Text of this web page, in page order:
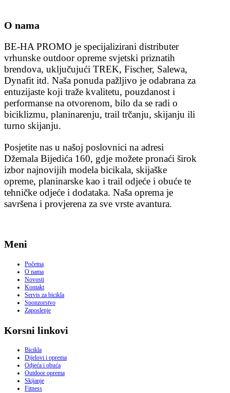
O nama
BE-HA PROMO je specijalizirani distributer
vrhunske outdoor opreme svjetski priznatih
brendova, uključujući TREK, Fischer, Salewa,
Dynafit itd. Naša ponuda pažljivo je odabrana za
entuzijaste koji traže kvalitetu, pouzdanost i
performanse na otvorenom, bilo da se radi o
biciklizmu, planinarenju, trail trčanju, skijanju ili
turno skijanju.
Posjetite nas u našoj poslovnici na adresi
Džemala Bijedića 160, gdje možete pronaći širok
izbor najnovijih modela bicikala, skijaške
opreme, planinarske kao i trail odjeće i obuće te
tehničke odjeće i dodataka. Naša oprema je
savršena i provjerena za sve vrste avantura.
Meni
Početna
O nama
Novosti
Kontakt
Servis za bicikla
Sponzorstvo
Zaposlenje
Korsni linkovi
Bicikla
Dijelovi i oprema
Odjeća i obuća
Outdoor oprema
Skijanje
Fitness